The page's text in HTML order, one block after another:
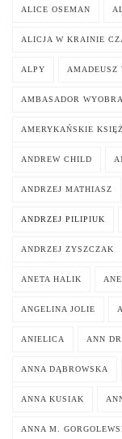
ALICE OSEMAN
ALICJA W KRAINIE
ALPY AMADEUSZ
AMBASADOR
AMERYKAŃSKIE
ANDREW CHILD
ANDRZEJ MATHIASZ
ANDRZEJ PILIPIUK
ANDRZEJ ZYSZCZAK
ANETA HALIK
ANGELINA JOLIE
ANIELICA ANN
ANNA DĄBROWSKA
ANNA KUSIAK
ANNA M.